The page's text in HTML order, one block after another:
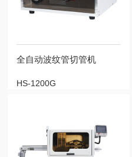
全自动波纹管切管机
HS-1200G